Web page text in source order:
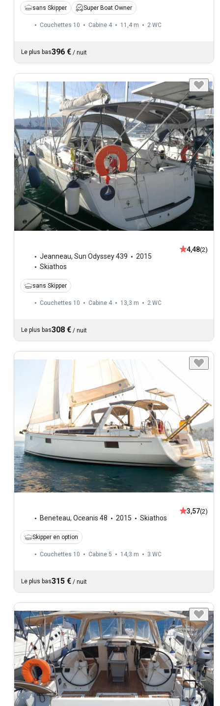
sans Skipper Super Boat Owner
Couchettes 10 Cabine 4 11,4 m 2 WC
Le plus bas396 € / nuit
Jeanneau, Sun Odyssey 439
2015
Skiathos
4,48(2)
sans Skipper
Couchettes 10 Cabine 4 13,3 m 2 WC
Le plus bas308 € / nuit
Beneteau, Oceanis 48 2015 Skiathos
3,57(2)
Skipper en option
Couchettes 10 Cabine 5 14,3 m 3 WC
Le plus bas315 € / nuit